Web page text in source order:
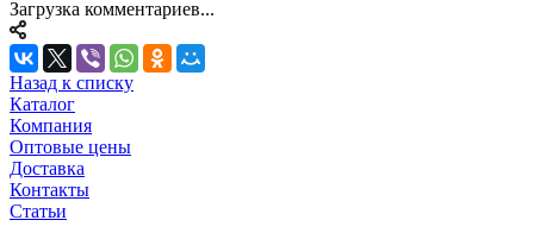
Загрузка комментариев...
Назад к списку
Каталог
Компания
Оптовые цены
Доставка
Контакты
Статьи